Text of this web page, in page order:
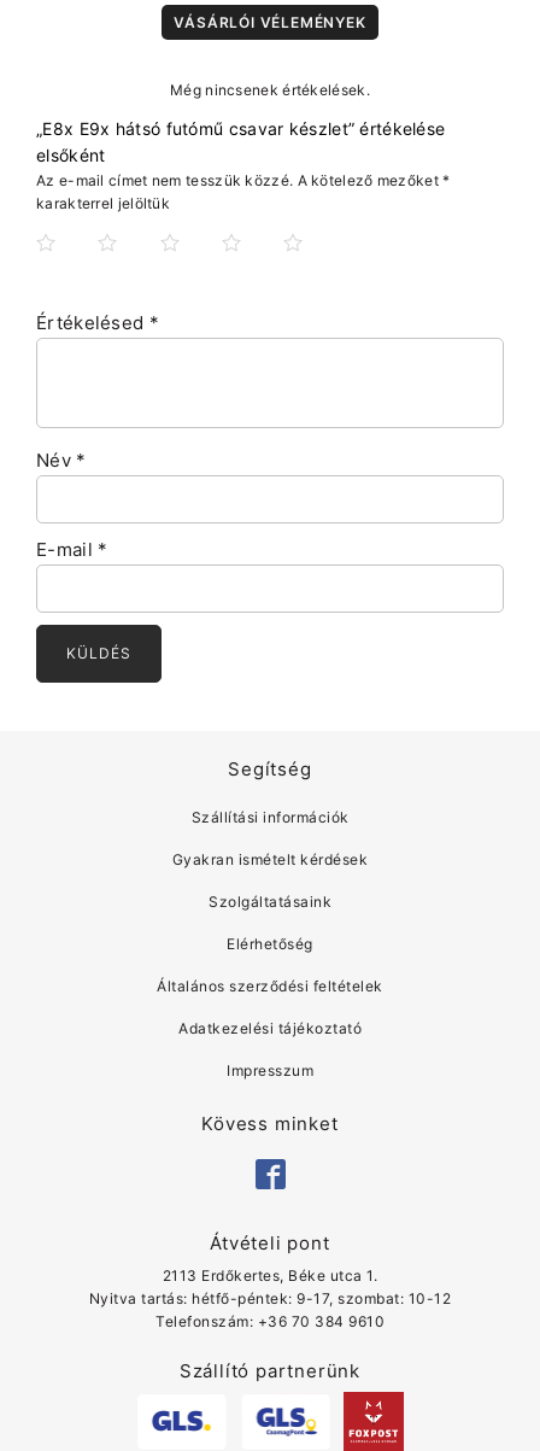
VÁSÁRLÓI VÉLEMÉNYEK
Még nincsenek értékelések.
„E8x E9x hátsó futómű csavar készlet” értékelése
elsőként
Az e-mail címet nem tesszük közzé. A kötelező mezőket*
karakterrel jelöltük
Értékelésed *
Név *
E-mail *
Segítség
Szállítási információk
Gyakran ismételt kérdések
Szolgáltatásaink
Elérhetőség
Általános szerződési feltételek
Adatkezelési tájékoztató
Impresszum
Kövess minket
Átvételi pont
2113 Erdőkertes, Béke utca 1.
Nyitva tartás: hétfő-péntek: 9-17, szombat: 10-12
Telefonszám: ‭+36 70 384 9610
Szállító partnerünk